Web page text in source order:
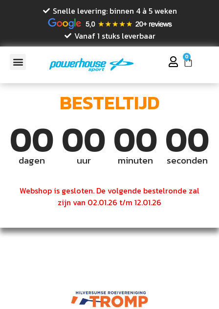
Snelle levering: binnen 4 à 5 weken
Vanaf 1 stuks leverbaar
0
BESTELTIJD
00
dagen 00
uur 00
minuten 00
seconden
Webshop is gesloten. De volgende bestelronde zal
zijn van 02.01.26 t/m 12.01.26